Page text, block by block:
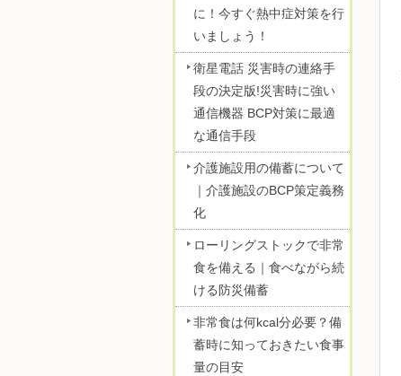
に！今すぐ熱中症対策を行
いましょう！
衛星電話 災害時の連絡手
段の決定版!災害時に強い
通信機器 BCP対策に最適
な通信手段
介護施設用の備蓄について
｜介護施設のBCP策定義務
化
ローリングストックで非常
食を備える｜食べながら続
ける防災備蓄
非常食は何kcal分必要？備
蓄時に知っておきたい食事
量の目安